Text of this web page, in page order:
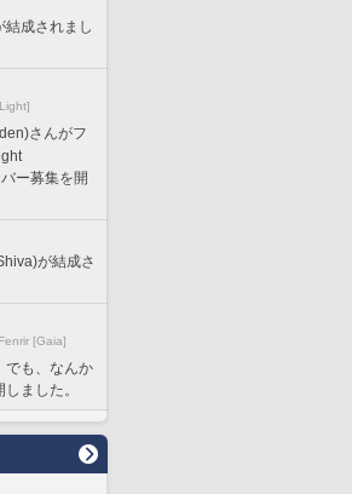
成されまし
さんがフ
ー募集を開
が結成さ
Fenrir [Gaia]
でも、なんか
ました。